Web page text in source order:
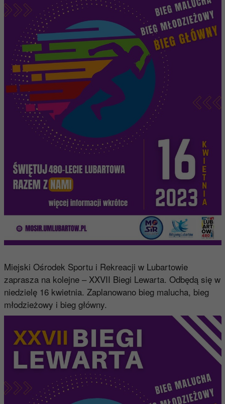
Miejski Ośrodek Sportu i Rekreacji w Lubartowie
zaprasza na kolejne – XXVII Biegi Lewarta. Odbędą się w
niedzielę 16 kwietnia. Zaplanowano bieg malucha, bieg
młodzieżowy i bieg główny.